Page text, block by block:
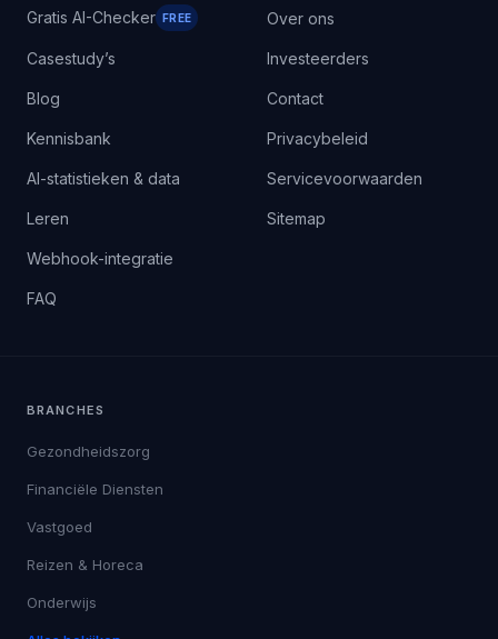
Gratis AI-Checker FREE
Casestudy’s
Blog
Kennisbank
AI-statistieken & data
Leren
Webhook-integratie
FAQ
Over ons
Investeerders
Contact
Privacybeleid
Servicevoorwaarden
Sitemap
BRANCHES
Gezondheidszorg
Financiële Diensten
Vastgoed
Reizen & Horeca
Onderwijs